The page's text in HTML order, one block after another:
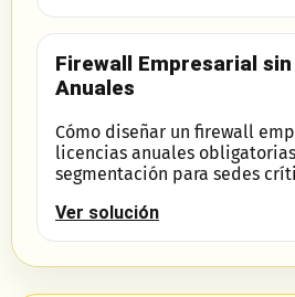
Firewall Empresarial
Anuales
Cómo diseñar un firewall
licencias anuales
segmentación para sedes
Ver solución